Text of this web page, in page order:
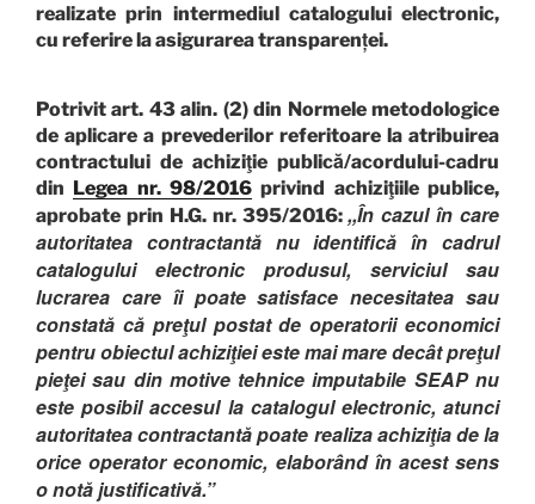
realizate prin intermediul catalogului electronic,
cu referire la asigurarea transparenței.
Potrivit art. 43 alin. (2) din Normele metodologice
de aplicare a prevederilor referitoare la atribuirea
contractului de achiziţie publică/acordului-cadru
din Legea nr. 98/2016 privind achiziţiile publice,
aprobate prin H.G. nr. 395/2016:,,În cazul în care
autoritatea contractantă nu identifică în cadrul
catalogului electronic produsul, serviciul sau
lucrarea care îi poate satisface necesitatea sau
constată că preţul postat de operatorii economici
pentru obiectul achiziţiei este mai mare decât preţul
pieţei sau din motive tehnice imputabile SEAP nu
este posibil accesul la catalogul electronic, atunci
autoritatea contractantă poate realiza achiziţia de la
orice operator economic, elaborând în acest sens
o notă justificativă.”